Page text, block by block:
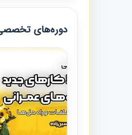
دوره‌های